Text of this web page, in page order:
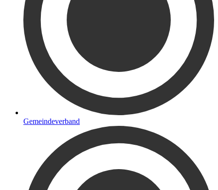
Gemeindeverband